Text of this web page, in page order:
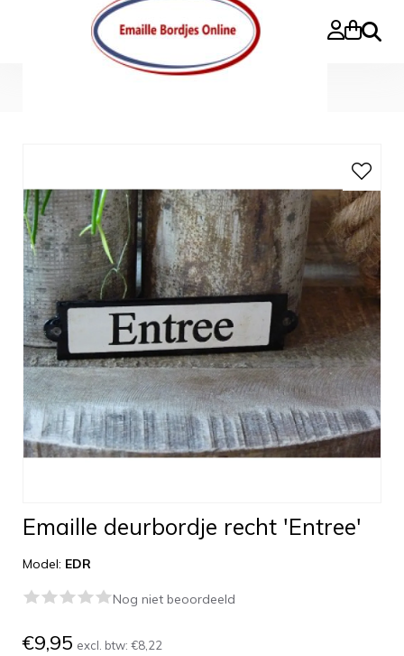
Zoeken
Emaille deurbordje recht 'Entree'
Model: EDR
Nog niet beoordeeld
€9,95 excl. btw: €8,22